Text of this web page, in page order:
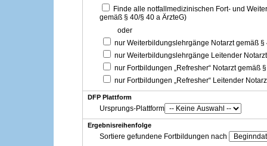
Finde alle notfallmedizinischen Fort- und
gemäß § 40/§ 40 a ÄrzteG)
oder
nur Weiterbildungslehrgänge Notarzt gemäß §
nur Weiterbildungslehrgänge Leitender
nur Fortbildungen „Refresher“ Notarzt gemäß
nur Fortbildungen „Refresher“ Leitender
DFP Plattform
Ursprungs-Plattform
Ergebnisreihenfolge
Sortiere gefundene Fortbildungen nach